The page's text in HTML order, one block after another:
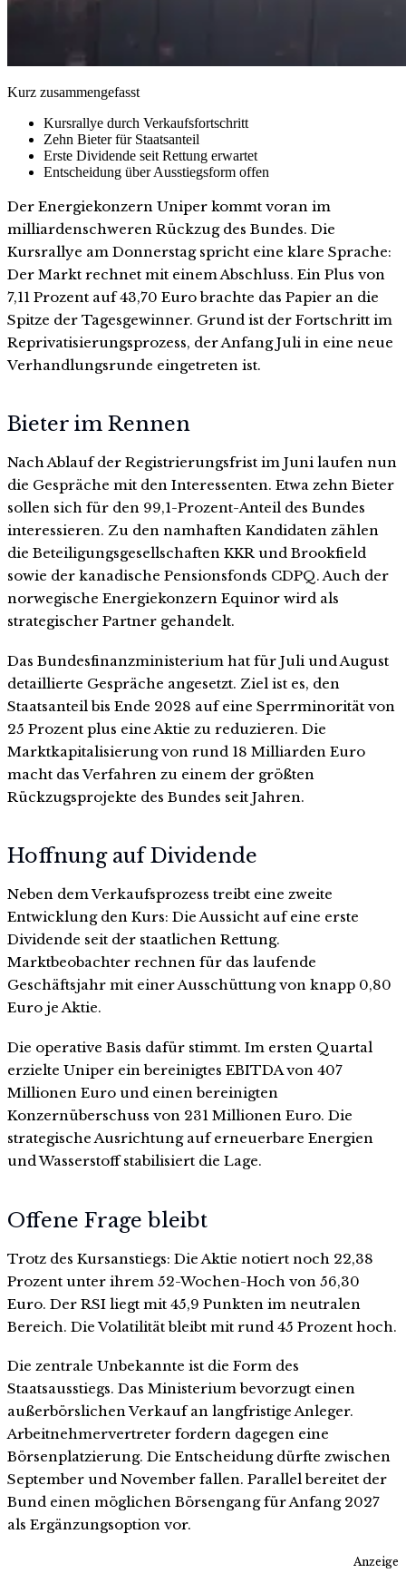
Kurz zusammengefasst
Kursrallye durch Verkaufsfortschritt
Zehn Bieter für Staatsanteil
Erste Dividende seit Rettung erwartet
Entscheidung über Ausstiegsform offen
Der Energiekonzern Uniper kommt voran im
milliardenschweren Rückzug des Bundes. Die
Kursrallye am Donnerstag spricht eine klare Sprache:
Der Markt rechnet mit einem Abschluss. Ein Plus von
7,11 Prozent auf 43,70 Euro brachte das Papier an die
Spitze der Tagesgewinner. Grund ist der Fortschritt im
Reprivatisierungsprozess, der Anfang Juli in eine neue
Verhandlungsrunde eingetreten ist.
Bieter im Rennen
Nach Ablauf der Registrierungsfrist im Juni laufen nun
die Gespräche mit den Interessenten. Etwa zehn Bieter
sollen sich für den 99,1-Prozent-Anteil des Bundes
interessieren. Zu den namhaften Kandidaten zählen
die Beteiligungsgesellschaften KKR und Brookfield
sowie der kanadische Pensionsfonds CDPQ. Auch der
norwegische Energiekonzern Equinor wird als
strategischer Partner gehandelt.
Das Bundesfinanzministerium hat für Juli und August
detaillierte Gespräche angesetzt. Ziel ist es, den
Staatsanteil bis Ende 2028 auf eine Sperrminorität von
25 Prozent plus eine Aktie zu reduzieren. Die
Marktkapitalisierung von rund 18 Milliarden Euro
macht das Verfahren zu einem der größten
Rückzugsprojekte des Bundes seit Jahren.
Hoffnung auf Dividende
Neben dem Verkaufsprozess treibt eine zweite
Entwicklung den Kurs: Die Aussicht auf eine erste
Dividende seit der staatlichen Rettung.
Marktbeobachter rechnen für das laufende
Geschäftsjahr mit einer Ausschüttung von knapp 0,80
Euro je Aktie.
Die operative Basis dafür stimmt. Im ersten Quartal
erzielte Uniper ein bereinigtes EBITDA von 407
Millionen Euro und einen bereinigten
Konzernüberschuss von 231 Millionen Euro. Die
strategische Ausrichtung auf erneuerbare Energien
und Wasserstoff stabilisiert die Lage.
Offene Frage bleibt
Trotz des Kursanstiegs: Die Aktie notiert noch 22,38
Prozent unter ihrem 52-Wochen-Hoch von 56,30
Euro. Der RSI liegt mit 45,9 Punkten im neutralen
Bereich. Die Volatilität bleibt mit rund 45 Prozent hoch.
Die zentrale Unbekannte ist die Form des
Staatsausstiegs. Das Ministerium bevorzugt einen
außerbörslichen Verkauf an langfristige Anleger.
Arbeitnehmervertreter fordern dagegen eine
Börsenplatzierung. Die Entscheidung dürfte zwischen
September und November fallen. Parallel bereitet der
Bund einen möglichen Börsengang für Anfang 2027
als Ergänzungsoption vor.
Anzeige